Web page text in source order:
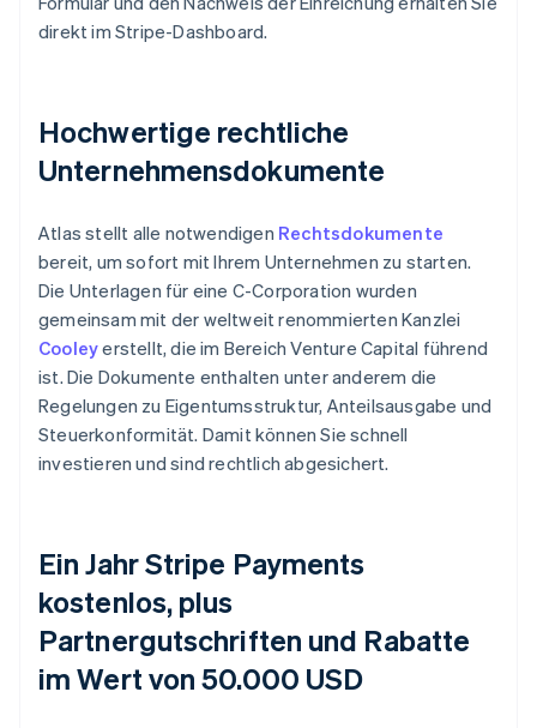
direkt im Stripe-Dashboard.
Hochwertige rechtliche
Unternehmensdokumente
Atlas stellt alle notwendigen Rechtsdokumente
bereit, um sofort mit Ihrem Unternehmen zu starten.
Die Unterlagen für eine C-Corporation wurden
gemeinsam mit der weltweit renommierten Kanzlei
Cooleyerstellt, die im Bereich Venture Capital führend
ist. Die Dokumente enthalten unter anderem die
Regelungen zu Eigentumsstruktur, Anteilsausgabe und
Steuerkonformität. Damit können Sie schnell
investieren und sind rechtlich abgesichert.
Ein Jahr Stripe Payments
kostenlos, plus
Partnergutschriften und Rabatte
im Wert von 50.000 USD